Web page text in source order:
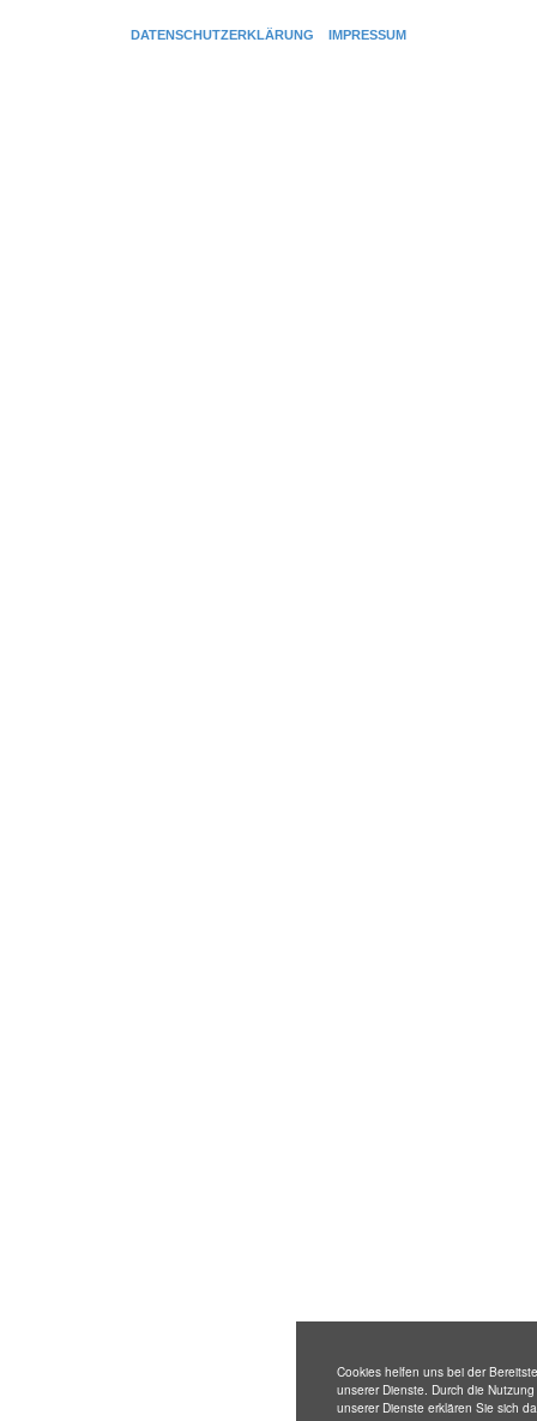
Cookies helfen uns bei der
unserer Dienste. Durch die Nutzung
unserer Dienste erklären Sie sich
DATENSCHUTZERKLÄRUNG IMPRESSUM